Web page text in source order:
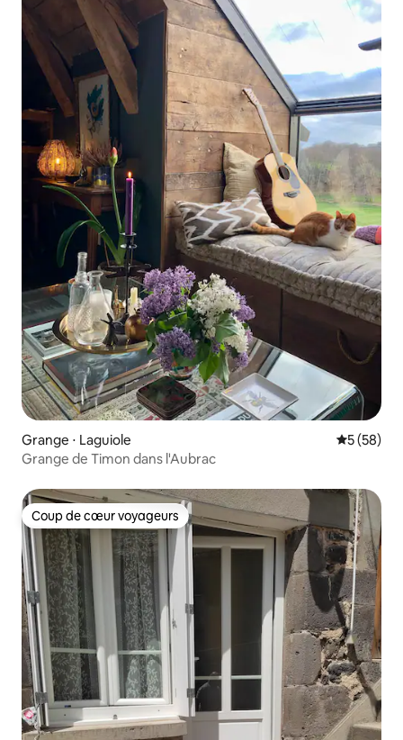
Grange ⋅ Laguiole
5 (58)
Grange de Timon dans l'Aubrac
Coup de cœur voyageurs
Coup de cœur voyageurs